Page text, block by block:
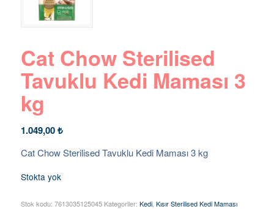
Cat Chow Sterilised
Tavuklu Kedi Maması 3
kg
1.049,00₺
Cat Chow Sterilised Tavuklu Kedi Maması 3 kg
Stokta yok
Stok kodu: 7613035125045 Kategoriler: Kedi, Kısır Sterilised Kedi Maması